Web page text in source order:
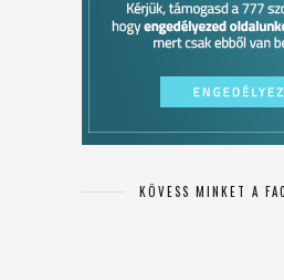
KÖVESS MINKET A